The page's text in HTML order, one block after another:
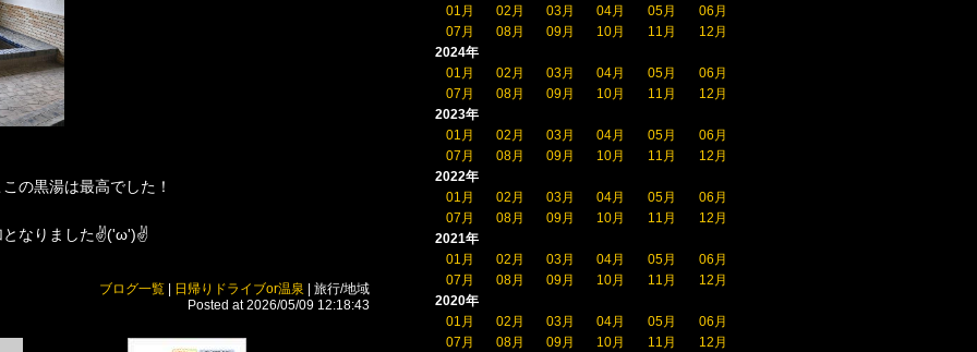
の黒湯は最高でした！
となりました✌('ω')✌
ブログ一覧 日帰りドライブor温泉 | 旅行/地域
Posted at 2026/05/09 12:18:43
01月
02月 03月 04月 05月
06月
07月
08月 09月 10月 11月
12月
2024年
01月
02月 03月 04月 05月
06月
07月
08月 09月 10月 11月
12月
2023年
01月
02月 03月 04月 05月
06月
07月
08月 09月 10月 11月
12月
2022年
01月
02月 03月 04月 05月
06月
07月
08月 09月 10月 11月
12月
2021年
01月
02月 03月 04月 05月
06月
07月
08月 09月 10月 11月
12月
2020年
01月
02月 03月 04月 05月
06月
07月
08月 09月 10月 11月
12月